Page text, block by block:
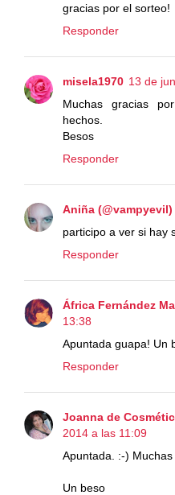
gracias por el sorteo!
Responder
misela1970 13 de
Muchas gracias
hechos.
Besos
Responder
Aniña (@vampyevil)
participo a ver si hay
Responder
África Fernández
13:38
Apuntada guapa! Un
Responder
Joanna de
2014 a las 11:09
Apuntada. :-)
Un beso